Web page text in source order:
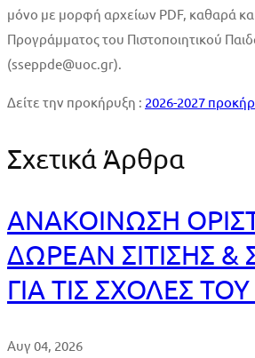
(ΧΕΙΜΕΡΙΝΟ
ΕΞΑΜΗΝΟ)
μόνο με μορφή αρχείων PDF, καθαρά
Προγράμματος του
(sseppde@uoc.gr).
Δείτε την προκήρυξη : 2026-2027
Σχετικά Άρθρα
ΑΝΑΚΟΙΝΩΣΗ
ΔΩΡΕΑΝ ΣΙΤΙΣΗΣ
ΓΙΑ ΤΙΣ ΣΧΟΛΕΣ
Αυγ 04, 2026